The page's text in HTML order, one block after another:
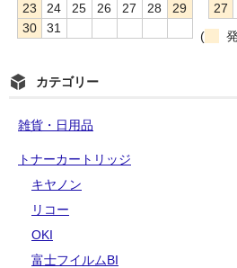
23
24 25 26 27 28
29
30
31
27
(
カテゴリー
雑貨・日用品
トナーカートリッジ
キヤノン
リコー
OKI
富士フイルムBI